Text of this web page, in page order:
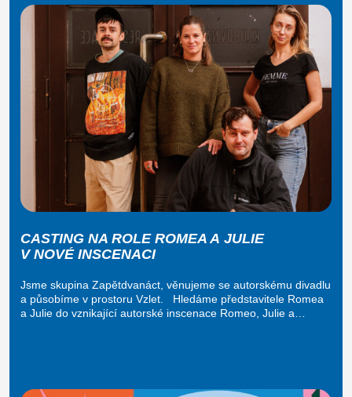
CASTING NA ROLE ROMEA A JULIE
V NOVÉ INSCENACI
Jsme skupina Zapětdvanáct, věnujeme se autorskému divadlu
a působíme v prostoru Vzlet. Hledáme představitele Romea
a Julie do vznikající autorské inscenace Romeo, Julie a…